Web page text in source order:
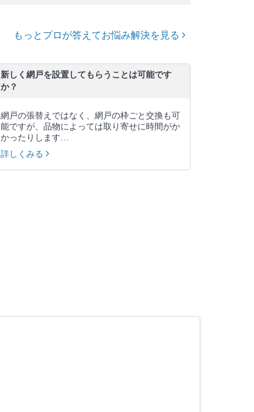
もっとプロが答えてお悩み解決を見る
新しく網戸を設置してもらうことは可能です
か？
網戸の張替えではなく、網戸の枠ごと交換も可
能ですが、品物によっては取り寄せに時間がか
かったりします…
詳しくみる